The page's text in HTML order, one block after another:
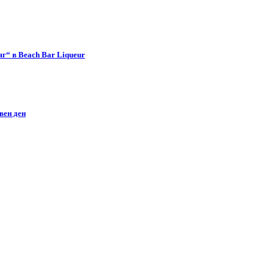
в Beach Bar Liqueur
ден